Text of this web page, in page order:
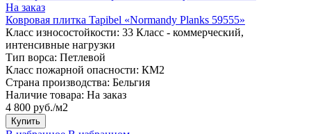
На заказ
Ковровая плитка Tapibel «Normandy Planks 59555»
Класс износостойкости: 33 Класс - коммерческий,
интенсивные нагрузки
Тип ворса: Петлевой
Класс пожарной опасности: КМ2
Страна производства: Бельгия
Наличие товара: На заказ
4 800 руб./м2
Купить